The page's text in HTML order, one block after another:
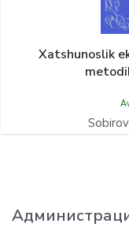
Xatshunoslik